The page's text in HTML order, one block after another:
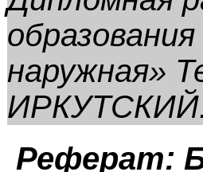
наружная»
Реферат: